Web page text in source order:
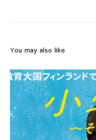
You may also like